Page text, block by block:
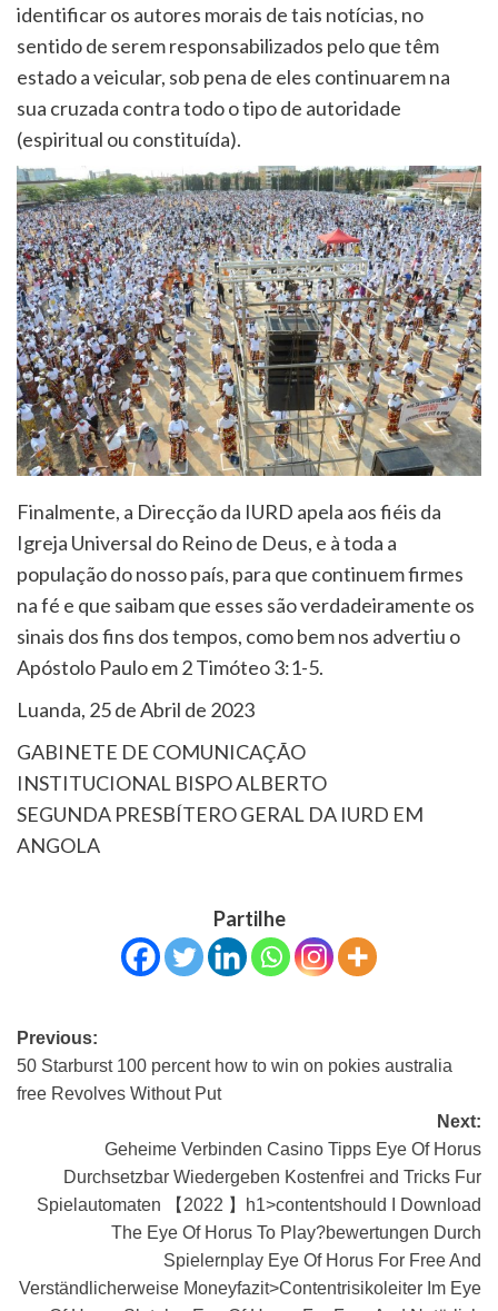
identificar os autores morais de tais notícias, no
sentido de serem responsabilizados pelo que têm
estado a veicular, sob pena de eles continuarem na
sua cruzada contra todo o tipo de autoridade
(espiritual ou constituída).
Finalmente, a Direcção da IURD apela aos fiéis da
Igreja Universal do Reino de Deus, e à toda a
população do nosso país, para que continuem firmes
na fé e que saibam que esses são verdadeiramente os
sinais dos fins dos tempos, como bem nos advertiu o
Apóstolo Paulo em 2 Timóteo 3:1-5.
Luanda, 25 de Abril de 2023
GABINETE DE COMUNICAÇÃO
INSTITUCIONAL BISPO ALBERTO
SEGUNDA PRESBÍTERO GERAL DA IURD EM
ANGOLA
Partilhe
Previous:
50 Starburst 100 percent how to win on pokies australia
free Revolves Without Put
Next:
Geheime Verbinden Casino Tipps Eye Of Horus
Durchsetzbar Wiedergeben Kostenfrei and Tricks Fur
Spielautomaten 【2022 】h1>contentshould I Download
The Eye Of Horus To Play?bewertungen Durch
Spielernplay Eye Of Horus For Free And
Verständlicherweise Moneyfazit>Contentrisikoleiter Im Eye